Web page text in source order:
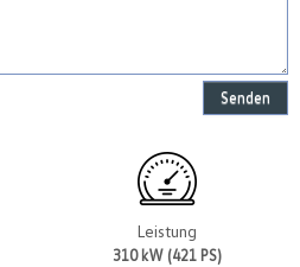
Senden
Leistung
310 kW (421 PS)